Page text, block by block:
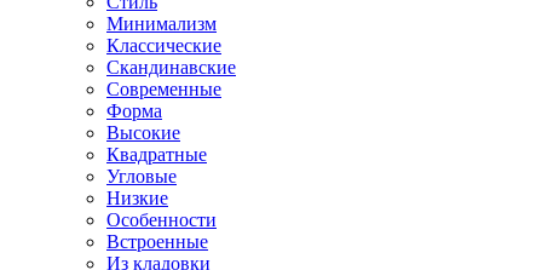
Минимализм
Классические
Скандинавские
Современные
Форма
Высокие
Квадратные
Угловые
Низкие
Особенности
Встроенные
Из кладовки